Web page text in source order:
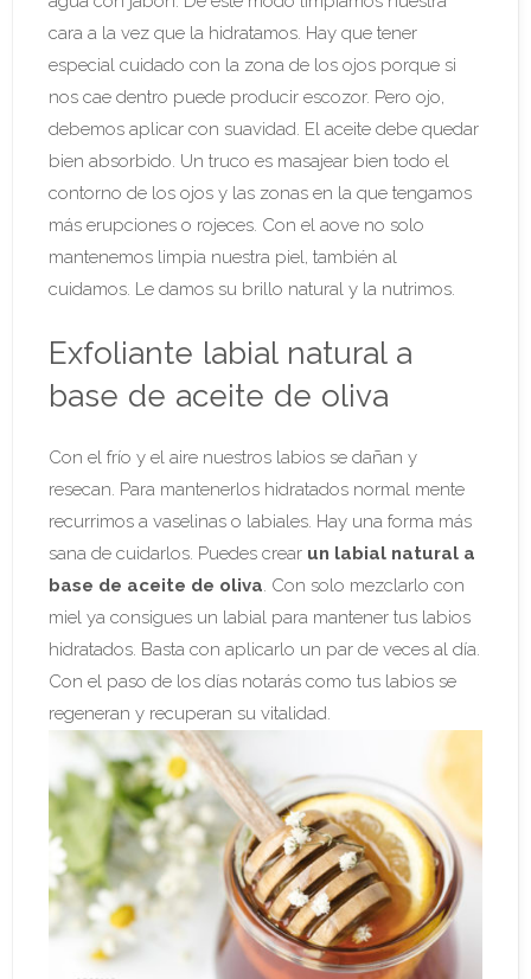
cara a la vez que la hidratamos. Hay que tener
especial cuidado con la zona de los ojos porque si
nos cae dentro puede producir escozor. Pero ojo,
debemos aplicar con suavidad. El aceite debe quedar
bien absorbido. Un truco es masajear bien todo el
contorno de los ojos y las zonas en la que tengamos
más erupciones o rojeces. Con el aove no solo
mantenemos limpia nuestra piel, también al
cuidamos. Le damos su brillo natural y la nutrimos.
Exfoliante labial natural a
base de aceite de oliva
Con el frío y el aire nuestros labios se dañan y
resecan. Para mantenerlos hidratados normal mente
recurrimos a vaselinas o labiales. Hay una forma más
sana de cuidarlos. Puedes crear un labial natural a
base de aceite de oliva. Con solo mezclarlo con
miel ya consigues un labial para mantener tus labios
hidratados. Basta con aplicarlo un par de veces al día.
Con el paso de los días notarás como tus labios se
regeneran y recuperan su vitalidad.